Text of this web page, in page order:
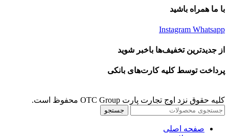
با ما همراه باشید
Instagram Whatsapp
از جدیدترین تخفیف‌ها باخبر شوید
پرداخت توسط کلیه کارت‌های بانکی
کلیه حقوق نزد اوج تجارت پارت OTC Group محفوظ است.
جستجو
صفحه اصلی